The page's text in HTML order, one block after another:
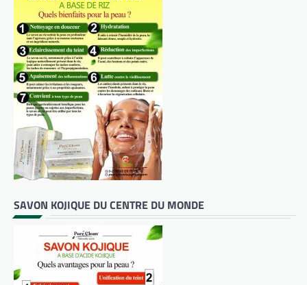
SAVON KOJIQUE DU CENTRE DU MONDE